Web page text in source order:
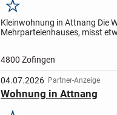
Merken
Kleinwohnung in Attnang Die
Mehrparteienhauses, misst
4800 Zofingen
04.07.2026 Partner-Anzeige
Wohnung in Attnang